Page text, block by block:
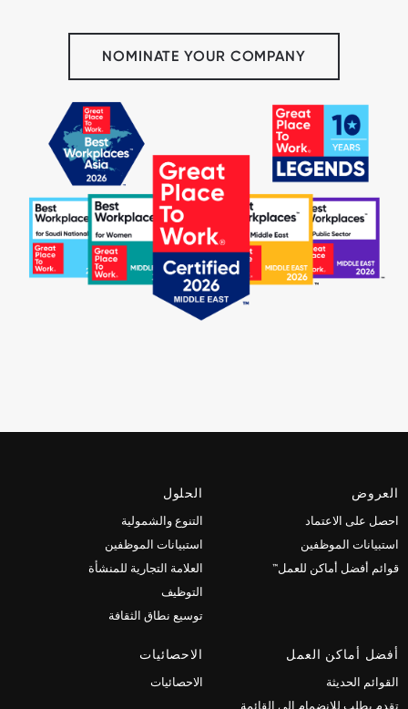
NOMINATE YOUR COMPANY
العروض
احصل على الاعتماد
استبيانات الموظفين
قوائم أفضل أماكن للعمل™
الحلول
التنوع والشمولية
استبيانات الموظفين
العلامة التجارية للمنشأة
التوظيف
توسيع نطاق الثقافة
أفضل أماكن العمل
القوائم الحديثة
تقدم بطلب للانضمام إلى القائمة
الاحصائيات
الاحصائيات